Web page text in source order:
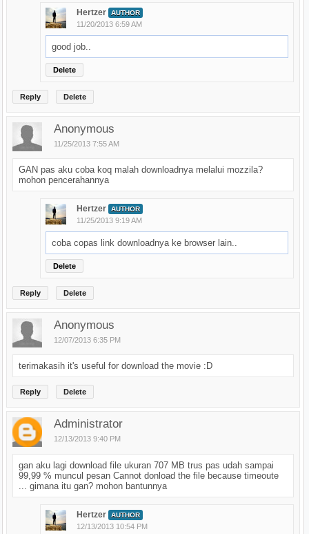
Hertzer AUTHOR
11/20/2013 6:59 AM
good job..
Delete
Reply Delete
Anonymous
11/25/2013 7:55 AM
GAN pas aku coba koq malah downloadnya melalui mozzila?
mohon pencerahannya
Hertzer AUTHOR
11/25/2013 9:19 AM
coba copas link downloadnya ke browser lain..
Delete
Reply Delete
Anonymous
12/07/2013 6:35 PM
terimakasih it's useful for download the movie :D
Reply Delete
Administrator
12/13/2013 9:40 PM
gan aku lagi download file ukuran 707 MB trus pas udah sampai
99,99 % muncul pesan Cannot donload the file because timeoute
... gimana itu gan? mohon bantunnya
Hertzer AUTHOR
12/13/2013 10:54 PM